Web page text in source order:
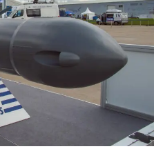
against asymetric
tactical maneuvers with
ChZDuwkqjN
operations